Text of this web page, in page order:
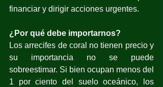
financiar y dirigir acciones urgentes.
¿Por qué debe importarnos?
Los arrecifes de coral no tienen precio y
su importancia no se puede
sobreestimar. Si bien ocupan menos del
1 por ciento del suelo oceánico, los